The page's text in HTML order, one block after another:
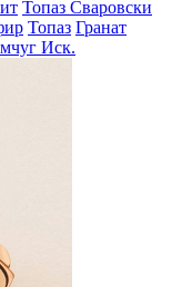
Топаз Сваровски
Топаз Гранат
Иск.